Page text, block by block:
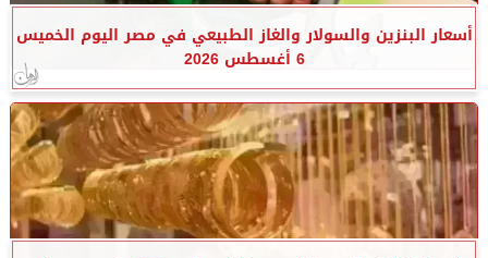
أسعار البنزين والسولار والغاز الطبيعي في مصر اليوم الخميس
6 أغسطس 2026